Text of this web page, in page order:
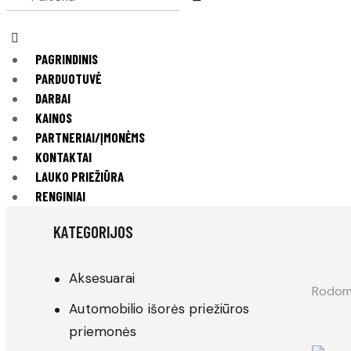
PAGRINDINIS
PARDUOTUVĖ
DARBAI
KAINOS
PARTNERIAI/ĮMONĖMS
KONTAKTAI
LAUKO PRIEŽIŪRA
RENGINIAI
KATEGORIJOS
Aksesuarai
Automobilio išorės priežiūros
priemonės